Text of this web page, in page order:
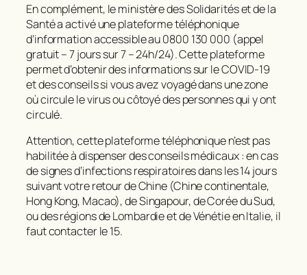
En complément, le ministère des Solidarités et de la
Santé a activé une plateforme téléphonique
d’information accessible au 0800 130 000 (appel
gratuit – 7 jours sur 7 – 24h/24). Cette plateforme
permet d’obtenir des informations sur le COVID-19
et des conseils si vous avez voyagé dans une zone
où circule le virus ou côtoyé des personnes qui y ont
circulé.
Attention, cette plateforme téléphonique n’est pas
habilitée à dispenser des conseils médicaux : en cas
de signes d’infections respiratoires dans les 14 jours
suivant votre retour de Chine (Chine continentale,
Hong Kong, Macao), de Singapour, de Corée du Sud,
ou des régions de Lombardie et de Vénétie en Italie, il
faut contacter le 15.